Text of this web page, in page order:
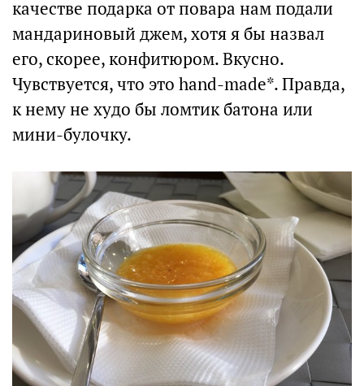
качестве подарка от повара нам подали
мандариновый джем, хотя я бы назвал
его, скорее, конфитюром. Вкусно.
Чувствуется, что это hand-made*. Правда,
к нему не худо бы ломтик батона или
мини-булочку.